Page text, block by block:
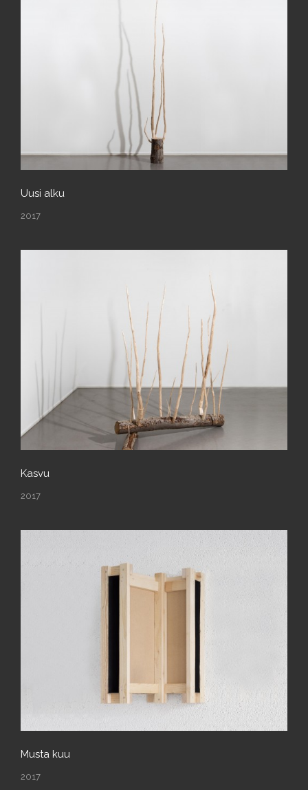
Uusi alku
2017
Kasvu
2017
Musta kuu
2017